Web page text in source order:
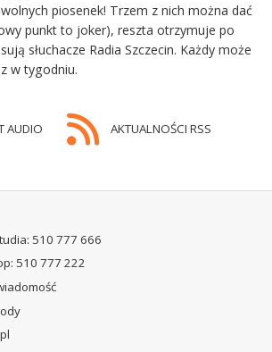
piosenek! Trzem z nich można dać
punkt to joker), reszta otrzymuje po
słuchacze Radia Szczecin. Każdy może
w tygodniu.
AUDIO AKTUALNOŚCI RSS
510 777 666
510 777 222